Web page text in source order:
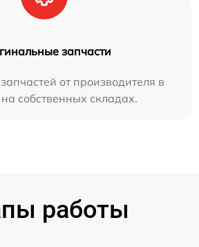
запчасти
от производителя в
собственных складах.
работы